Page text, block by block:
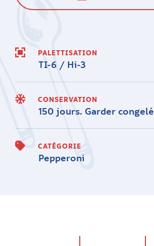
PALETTISATION
TI-6 / Hi-3
CONSERVATION
150 jours. Garder congelé
CATÉGORIE
Pepperoni